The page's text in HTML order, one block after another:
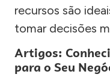
recursos são
tomar decisões
Artigos:
para o Seu